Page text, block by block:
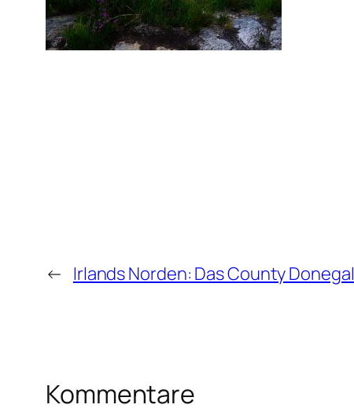
← Irlands Norden: Das County Donegal
Kommentare